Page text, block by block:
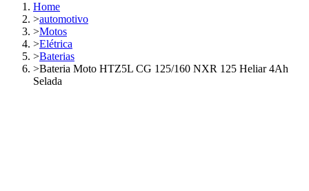
Home
>automotivo
>Motos
>Elétrica
>Baterias
>Bateria Moto HTZ5L CG 125/160 NXR 125 Heliar 4Ah
Selada